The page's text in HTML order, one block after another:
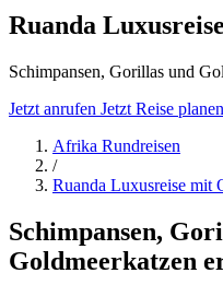
Ruanda
Schimpansen, Gorillas und
Jetzt anrufen Jetzt Reise planen
Afrika Rundreisen
/
Ruanda Luxusreise mit
Schimpansen,
Goldmeerkatzen